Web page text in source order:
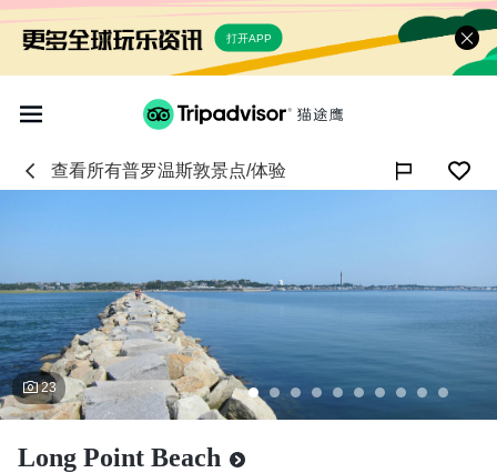
打开APP
查看所有普罗温斯敦景点/体验
23
Long Point Beach